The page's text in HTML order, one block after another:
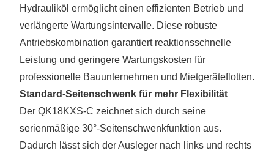
Hydrauliköl ermöglicht einen effizienten Betrieb und
verlängerte Wartungsintervalle. Diese robuste
Antriebskombination garantiert reaktionsschnelle
Leistung und geringere Wartungskosten für
professionelle Bauunternehmen und Mietgeräteflotten.
Standard-Seitenschwenk für mehr Flexibilität
Der QK18KXS-C zeichnet sich durch seine
serienmäßige 30°-Seitenschwenkfunktion aus.
Dadurch lässt sich der Ausleger nach links und rechts